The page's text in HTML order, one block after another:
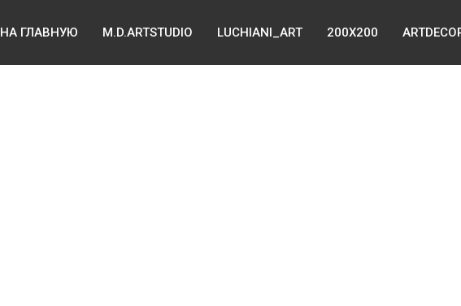
НА ГЛАВНУЮ M.D.ARTSTUDIO LUCHIANI_ART 200X200